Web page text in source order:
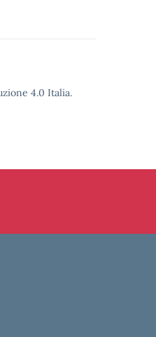
4.0 Italia.